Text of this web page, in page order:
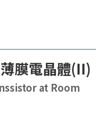
膜電晶體(II)
at Room